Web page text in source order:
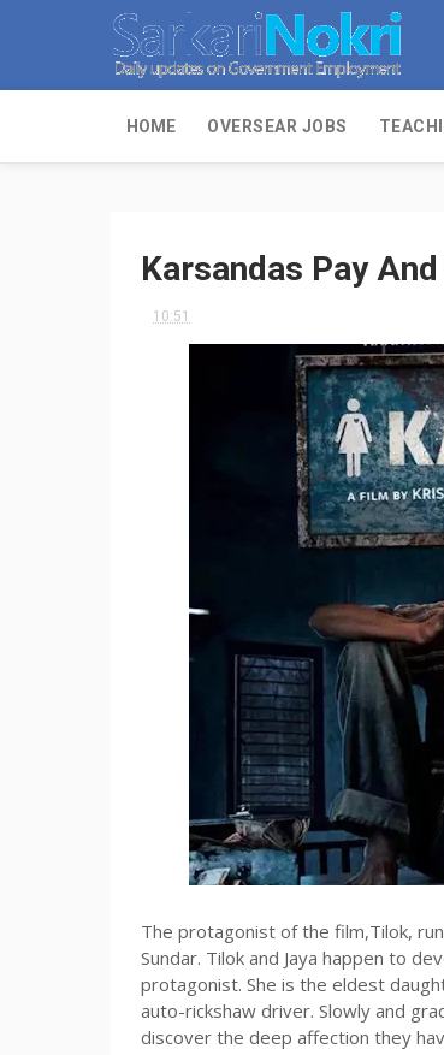
HOME OVERSEAR JOBS
Karsandas Pay
10:51
The protagonist of the film,Tilok,
Sundar. Tilok and Jaya happen to
protagonist. She is the eldest
auto-rickshaw driver. Slowly and
discover the deep affection they